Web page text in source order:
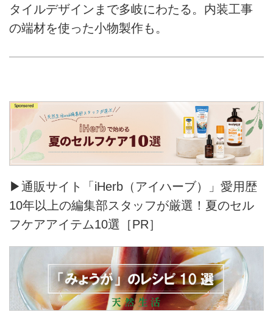
タイルデザインまで多岐にわたる。内装工事
の端材を使った小物製作も。
▶通販サイト「iHerb（アイハーブ）」愛用歴
10年以上の編集部スタッフが厳選！夏のセル
フケアアイテム10選［PR］